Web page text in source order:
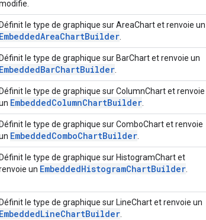
Définit le type de graphique sur AreaChart et renvoie un
EmbeddedAreaChartBuilder
Définit le type de graphique sur BarChart et renvoie un
EmbeddedBarChartBuilder
Définit le type de graphique sur ColumnChart et renvoie
EmbeddedColumnChartBuilder
Définit le type de graphique sur ComboChart et renvoie
EmbeddedComboChartBuilder
Définit le type de graphique sur HistogramChart et
un EmbeddedHistogramChartBuilder
Définit le type de graphique sur LineChart et renvoie un
EmbeddedLineChartBuilder